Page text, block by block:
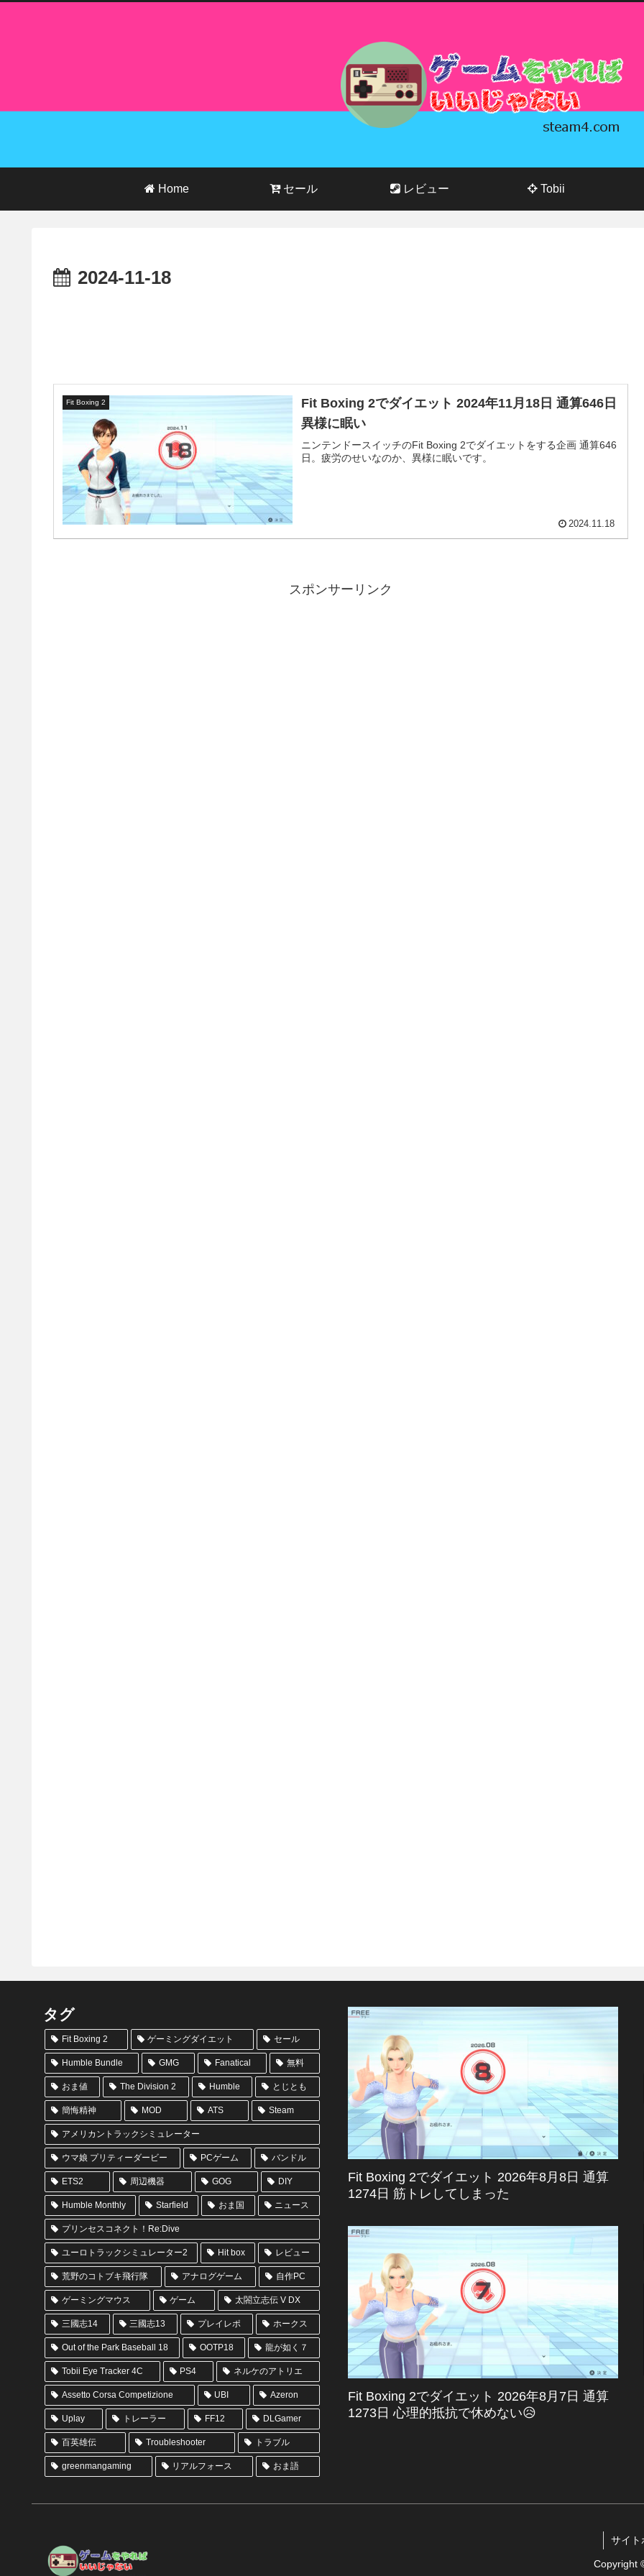
Home セール レビュー Tobii
2024-11-18
Fit Boxing 2
Fit Boxing 2でダイエット 2024年11月18日 通算646日
異様に眠い
ニンテンドースイッチのFit Boxing 2でダイエットをする企画 通算646
日。疲労のせいなのか、異様に眠いです。
2024.11.18
スポンサーリンク
タグ
Fit Boxing 2 ゲーミングダイエット セール
Humble Bundle GMG Fanatical 無料
おま値 The Division 2 Humble とじとも
簡悔精神 MOD ATS Steam
アメリカントラックシミュレーター
ウマ娘 プリティーダービー PCゲーム バンドル
ETS2 周辺機器 GOG DIY
Humble Monthly Starfield おま国 ニュース
プリンセスコネクト！Re:Dive
ユーロトラックシミュレーター2 Hit box レビュー
荒野のコトブキ飛行隊 アナログゲーム 自作PC
ゲーミングマウス ゲーム 太閤立志伝 V DX
三國志14 三國志13 プレイレポ ホークス
Out of the Park Baseball 18 OOTP18 龍が如く７
Tobii Eye Tracker 4C PS4 ネルケのアトリエ
Assetto Corsa Competizione UBI Azeron
Uplay トレーラー FF12 DLGamer
百英雄伝 Troubleshooter トラブル
greenmangaming リアルフォース おま語
Fit Boxing 2でダイエット 2026年8月8日 通算
1274日 筋トレしてしまった
Fit Boxing 2でダイエット 2026年8月7日 通算
1273日 心理的抵抗で休めない😥
サイト
Copyright